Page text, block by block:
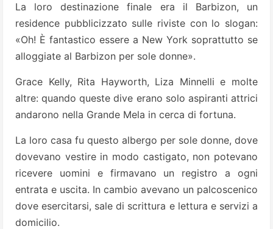
La loro destinazione finale era il Barbizon, un
residence pubblicizzato sulle riviste con lo slogan:
«Oh! È fantastico essere a New York soprattutto se
alloggiate al Barbizon per sole donne».
Grace Kelly, Rita Hayworth, Liza Minnelli e molte
altre: quando queste dive erano solo aspiranti attrici
andarono nella Grande Mela in cerca di fortuna.
La loro casa fu questo albergo per sole donne, dove
dovevano vestire in modo castigato, non potevano
ricevere uomini e firmavano un registro a ogni
entrata e uscita. In cambio avevano un palcoscenico
dove esercitarsi, sale di scrittura e lettura e servizi a
domicilio.